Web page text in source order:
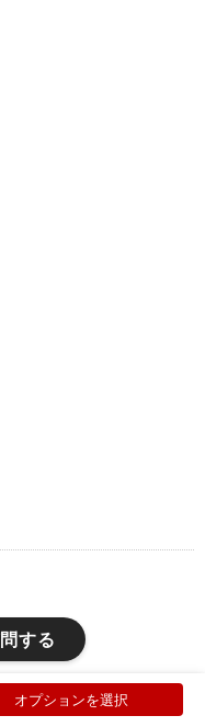
オプションを選択
する